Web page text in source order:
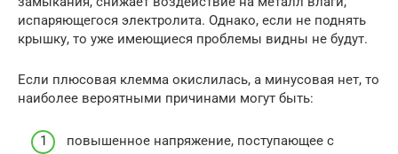
испаряющегося электролита. Однако, если не поднять
крышку, то уже имеющиеся проблемы видны не будут.
Если плюсовая клемма окислилась, а минусовая нет, то
наиболее вероятными причинами могут быть:
повышенное напряжение, поступающее с